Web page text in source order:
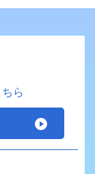
ら